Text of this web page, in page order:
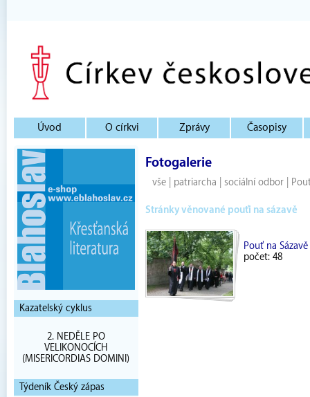
Úvod O církvi Zprávy Časopisy
Kazatelský cyklus
2. NEDĚLE PO
VELIKONOCÍCH
(MISERICORDIAS DOMINI)
Týdeník Český zápas
Fotogalerie
vše patriarcha sociální odbor
Stránky věnované pouťi na sázavě
Pouť na Sázavě
počet: 48